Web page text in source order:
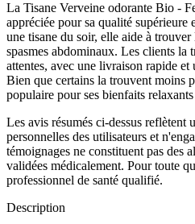
La Tisane Verveine odorante Bio -
appréciée pour sa qualité
une tisane du soir, elle aide à
spasmes abdominaux. Les clients la
attentes, avec une livraison rapide
Bien que certains la trouvent moins
populaire pour ses bienfaits
Les avis résumés ci-dessus reflètent
personnelles des utilisateurs et
témoignages ne constituent pas des
validées médicalement. Pour toute
professionnel de santé qualifié.
Description